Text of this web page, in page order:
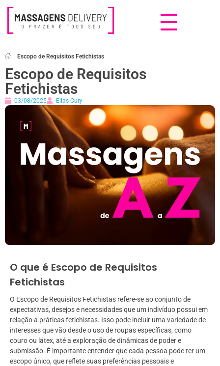
Escopo de Requisitos Fetichistas
Escopo de Requisitos
Fetichistas
03/08/2025 Elias Cury
O que é Escopo de Requisitos
Fetichistas
O Escopo de Requisitos Fetichistas refere-se ao conjunto de
expectativas, desejos e necessidades que um indivíduo possui em
relação a práticas fetichistas. Isso pode incluir uma variedade de
interesses que vão desde o uso de roupas específicas, como
couro ou látex, até a exploração de dinâmicas de poder e
submissão. É importante entender que cada pessoa pode ter um
escopo único, que reflete suas preferências pessoais e